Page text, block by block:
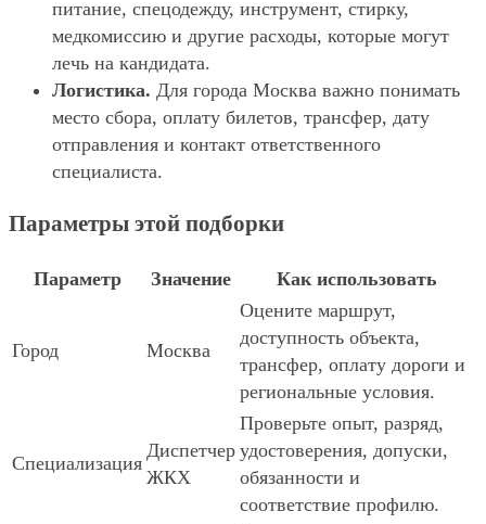
питание, спецодежду, инструмент, стирку,
медкомиссию и другие расходы, которые могут
лечь на кандидата.
Логистика. Для города Москва важно понимать
место сбора, оплату билетов, трансфер, дату
отправления и контакт ответственного
специалиста.
Параметры этой подборки
Параметр Значение Как использовать
Город Москва
Оцените маршрут,
доступность объекта,
трансфер, оплату дороги и
региональные условия.
Специализация
Диспетчер
ЖКХ
Проверьте опыт, разряд,
удостоверения, допуски,
обязанности и
соответствие профилю.